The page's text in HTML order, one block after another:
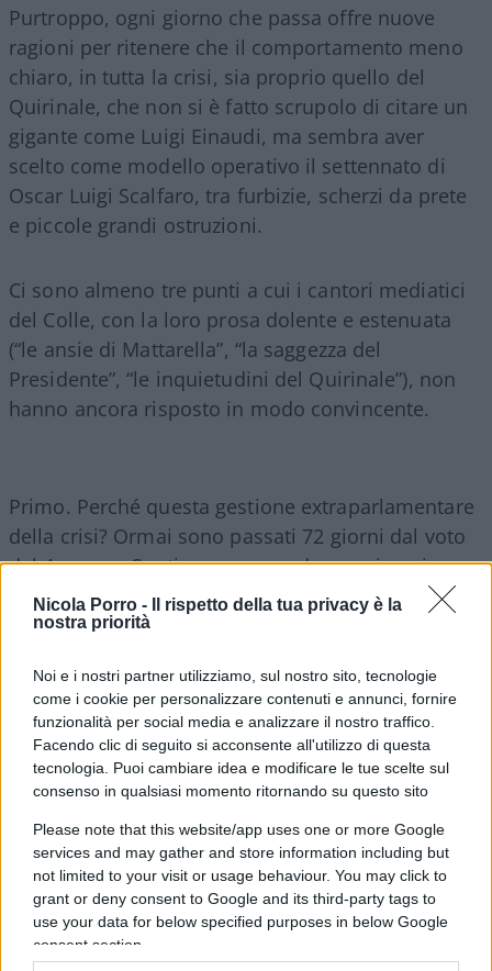
Nicola Porro -
Il rispetto della tua privacy è la
nostra priorità
Noi e i nostri partner utilizziamo, sul nostro sito, tecnologie
come i cookie per personalizzare contenuti e annunci, fornire
funzionalità per social media e analizzare il nostro traffico.
Facendo clic di seguito si acconsente all'utilizzo di questa
tecnologia. Puoi cambiare idea e modificare le tue scelte sul
consenso in qualsiasi momento ritornando su questo sito
Please note that this website/app uses one or more Google
services and may gather and store information including but
not limited to your visit or usage behaviour. You may click to
grant or deny consent to Google and its third-party tags to
use your data for below specified purposes in below Google
consent section.
Purtroppo, ogni giorno che passa offre nuove
ragioni per ritenere che il comportamento meno
chiaro, in tutta la crisi, sia proprio quello del
Quirinale, che non si è fatto scrupolo di citare un
gigante come Luigi Einaudi, ma sembra aver
scelto come modello operativo il settennato di
Oscar Luigi Scalfaro, tra furbizie, scherzi da prete
e piccole grandi ostruzioni.
Ci sono almeno tre punti a cui i cantori mediatici
del Colle, con la loro prosa dolente e estenuata
(“le ansie di Mattarella”, “la saggezza del
Presidente”, “le inquietudini del Quirinale”), non
hanno ancora risposto in modo convincente.
Primo. Perché questa gestione extraparlamentare
della crisi? Ormai sono passati 72 giorni dal voto
del 4 marzo. Continuare a non dare un incarico
formale, mantenere le trattative in una condizione
di “liquidità”, subappaltandole all’intesa/non
tempo, era invece giunto il momento, secondo
Costituzione, di incaricare un Primo Ministro e
mandarlo davanti alle Camere, disciplinando così
lo svolgimento delle operazioni, e incanalando su
binari certi sia l’eventuale esito positivo sia
l’eventuale esito negativo del tentativo.
Secondo. Perché questo rifiuto ostinato di dare un
incarico a un esponente della coalizione di
centrodestra? Il fatto che mancassero (e